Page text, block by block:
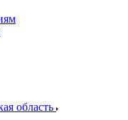
область